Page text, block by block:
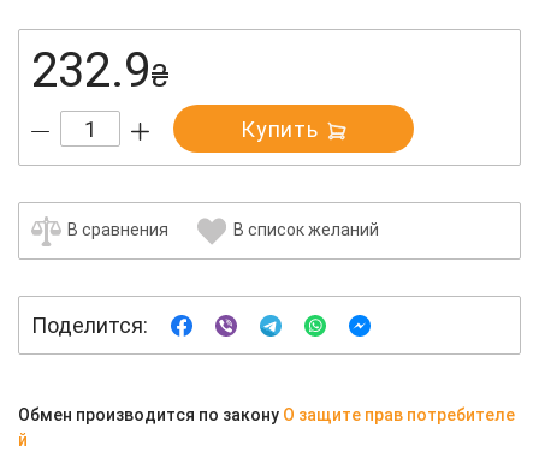
232.9₴
Купить
В сравнения В список желаний
Поделится:
Обмен производится по закону О защите прав потребителе
й